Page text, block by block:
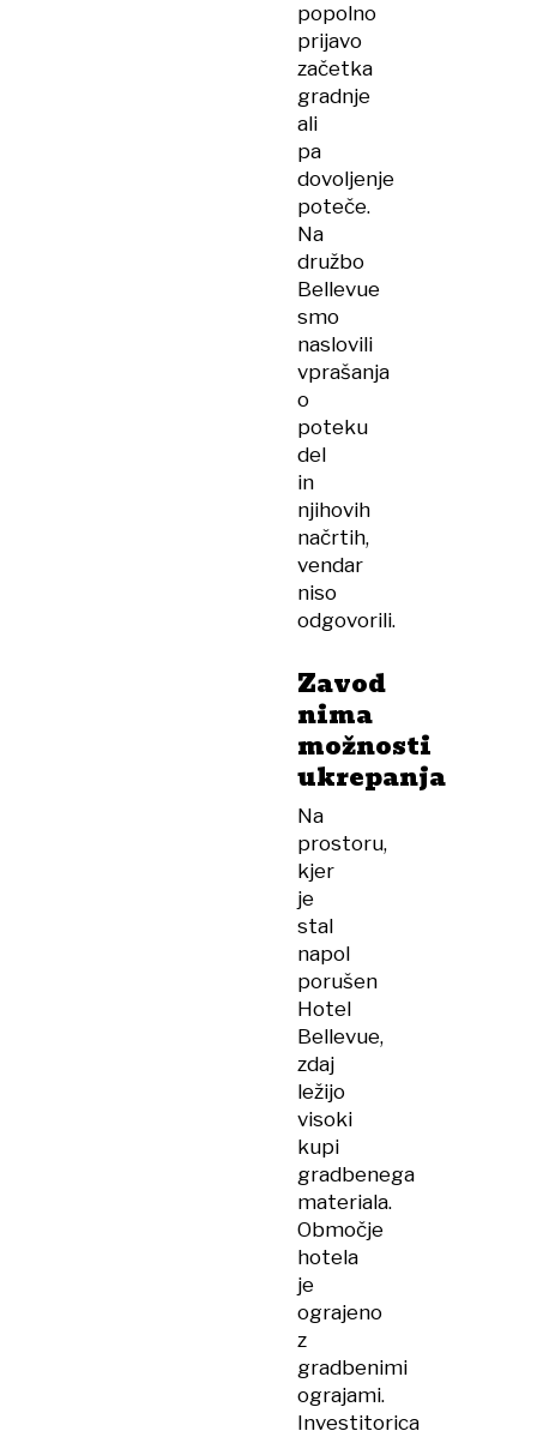
popolno
prijavo
začetka
gradnje
ali
pa
dovoljenje
poteče.
Na
družbo
Bellevue
smo
naslovili
vprašanja
o
poteku
del
in
njihovih
načrtih,
vendar
niso
odgovorili.
Zavod
nima
možnosti
ukrepanja
Na
prostoru,
kjer
je
stal
napol
porušen
Hotel
Bellevue,
zdaj
ležijo
visoki
kupi
gradbenega
materiala.
Območje
hotela
je
ograjeno
z
gradbenimi
ograjami.
Investitorica